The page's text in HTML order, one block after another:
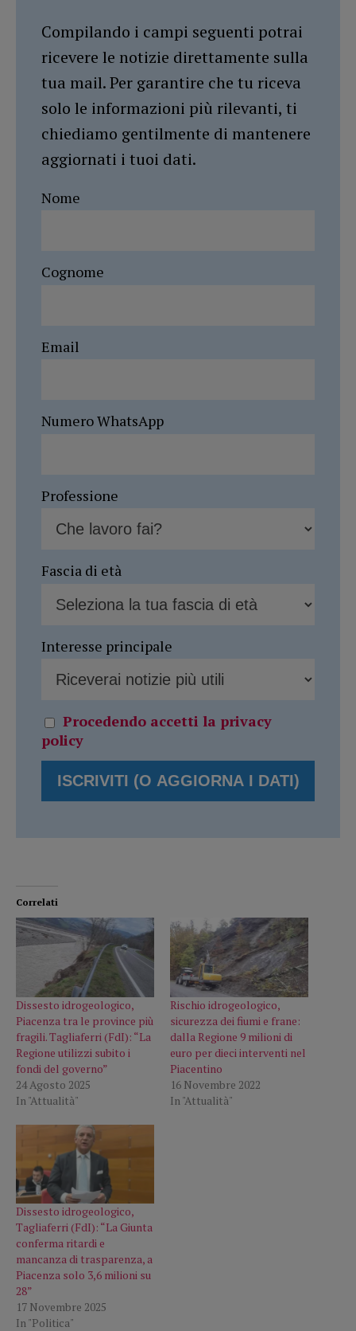
Compilando i campi seguenti potrai
ricevere le notizie direttamente sulla
tua mail. Per garantire che tu riceva
solo le informazioni più rilevanti, ti
chiediamo gentilmente di mantenere
aggiornati i tuoi dati.
Nome
Cognome
Email
Numero WhatsApp
Professione
Fascia di età
Interesse principale
Procedendo accetti la privacy
policy
Correlati
Dissesto idrogeologico,
Piacenza tra le province più
fragili. Tagliaferri (FdI): “La
Regione utilizzi subito i
fondi del governo”
24 Agosto 2025
In "Attualità"
Rischio idrogeologico,
sicurezza dei fiumi e frane:
dalla Regione 9 milioni di
euro per dieci interventi nel
Piacentino
16 Novembre 2022
In "Attualità"
Dissesto idrogeologico,
Tagliaferri (FdI): “La Giunta
conferma ritardi e
mancanza di trasparenza, a
Piacenza solo 3,6 milioni su
28”
17 Novembre 2025
In "Politica"